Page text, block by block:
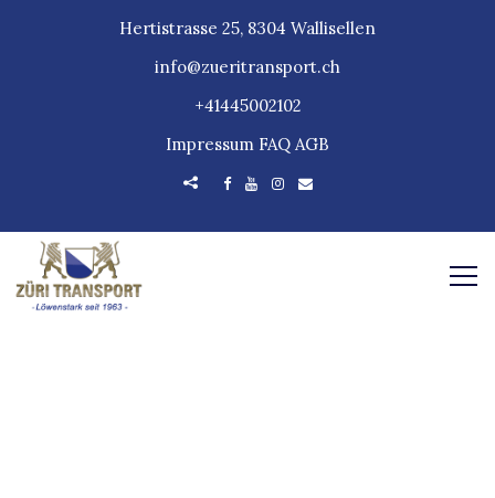
Hertistrasse 25, 8304 Wallisellen
info@zueritransport.ch
+41445002102
Impressum FAQ AGB